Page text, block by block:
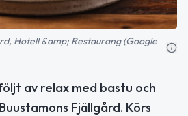
Hotell &amp; Restaurang (Google
av relax med bastu och
Fjällgård. Körs